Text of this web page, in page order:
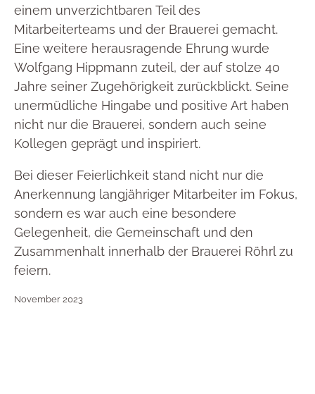
einem unverzichtbaren Teil des
Mitarbeiterteams und der Brauerei gemacht.
Eine weitere herausragende Ehrung wurde
Wolfgang Hippmann zuteil, der auf stolze 40
Jahre seiner Zugehörigkeit zurückblickt. Seine
unermüdliche Hingabe und positive Art haben
nicht nur die Brauerei, sondern auch seine
Kollegen geprägt und inspiriert.
Bei dieser Feierlichkeit stand nicht nur die
Anerkennung langjähriger Mitarbeiter im Fokus,
sondern es war auch eine besondere
Gelegenheit, die Gemeinschaft und den
Zusammenhalt innerhalb der Brauerei Röhrl zu
feiern.
November 2023